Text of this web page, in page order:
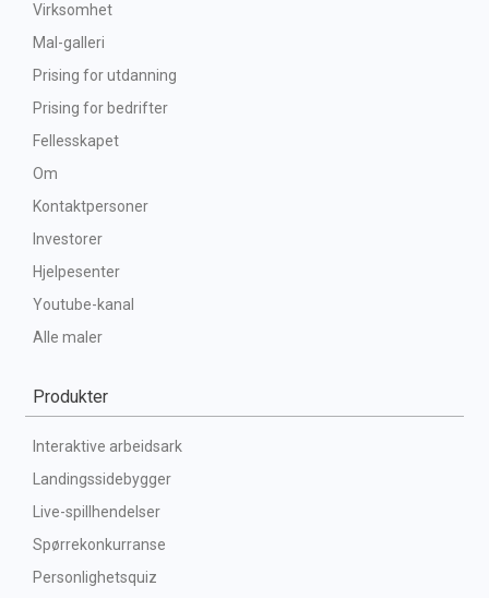
Virksomhet
Mal-galleri
Prising for utdanning
Prising for bedrifter
Fellesskapet
Om
Kontaktpersoner
Investorer
Hjelpesenter
Youtube-kanal
Alle maler
Produkter
Interaktive arbeidsark
Landingssidebygger
Live-spillhendelser
Spørrekonkurranse
Personlighetsquiz